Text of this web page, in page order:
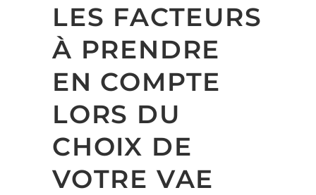
LES FACTEURS
À PRENDRE
EN COMPTE
LORS DU
CHOIX DE
VOTRE VAE